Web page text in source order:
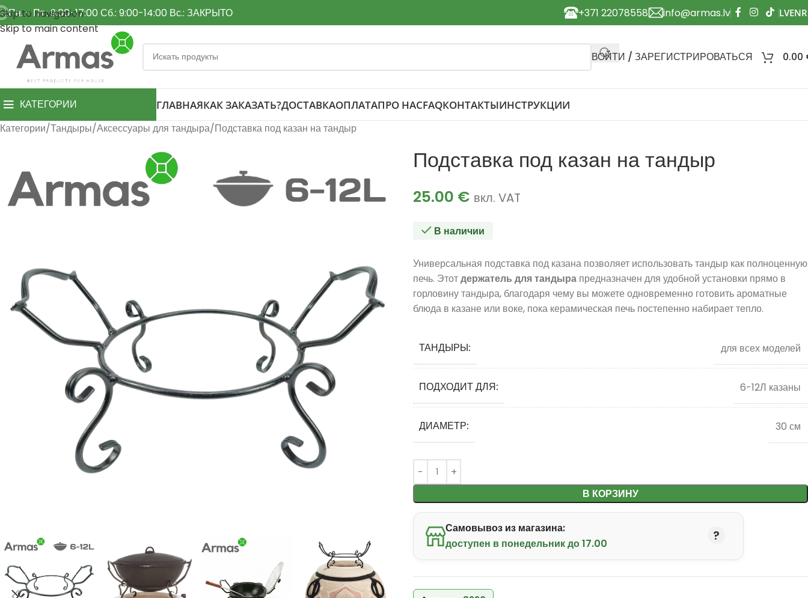
Skip to navigation
Skip to main content
Пн. - Пт.: 9:00-17:00 Сб.: 9:00-14:00 Вс.: ЗАКРЫТО +371 22078558 info@armas.lv
ВОЙТИ / ЗАРЕГИСТРИРОВАТЬСЯ 0.00
КАТЕГОРИИ ГЛАВНАЯКАК ЗАКАЗАТЬ?ДОСТАВКАОПЛАТАПРО НАСFAQКОНТАКТЫИНСТРУКЦИИ
Категории Тандыры Аксессуары для тандыра Подставка под казан на тандыр
Подставка под казан на тандыр
25.00 € вкл. VAT
В наличии
Универсальная подставка под казана позволяет использовать тандыр как полноценную
печь. Этотдержатель для тандыра предназначен для удобной установки прямо в
горловину тандыра, благодаря чему вы можете одновременно готовить ароматные
блюда в казане или воке, пока керамическая печь постепенно набирает тепло.
ТАНДЫРЫ: для всех моделей
ПОДХОДИТ ДЛЯ: 6-12Л казаны
ДИАМЕТР: 30 см
В КОРЗИНУ
Самовывоз из магазина:
доступен в понедельник до 17.00